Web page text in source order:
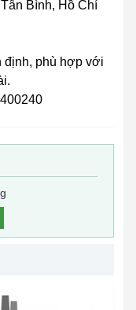
Bình, Hồ Chí
định, phù hợp với